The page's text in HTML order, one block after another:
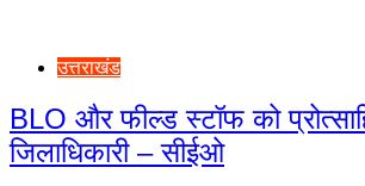
उत्तराखंड
BLO और फील्ड स्टॉफ को
जिलाधिकारी – सीईओ